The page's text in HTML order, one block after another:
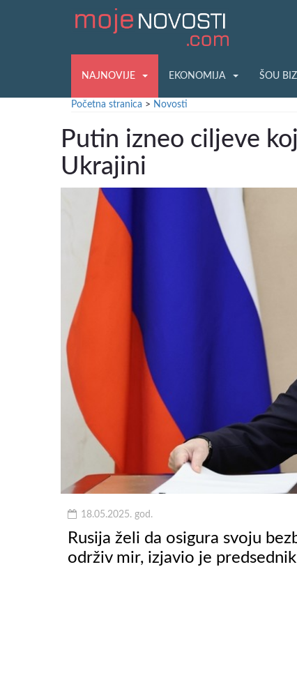
NAJNOVIJE EKONOMIJA ŠOU
Početna stranica > Novosti
Putin izneo ciljeve
Ukrajini
18.05.2025. god.
Rusija želi da osigura svoju
održiv mir, izjavio je predsednik